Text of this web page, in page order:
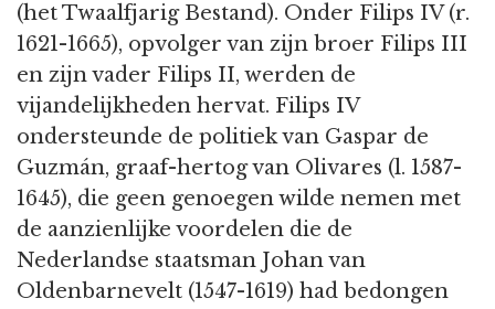
(het Twaalfjarig Bestand). Onder Filips IV (r.
1621-1665), opvolger van zijn broer Filips III
en zijn vader Filips II, werden de
vijandelijkheden hervat. Filips IV
ondersteunde de politiek van Gaspar de
Guzmán, graaf-hertog van Olivares (l. 1587-
1645), die geen genoegen wilde nemen met
de aanzienlijke voordelen die de
Nederlandse staatsman Johan van
Oldenbarnevelt (1547-1619) had bedongen